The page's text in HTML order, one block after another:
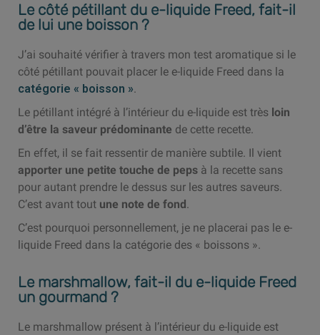
Le côté pétillant du e-liquide Freed, fait-il
de lui une boisson ?
J’ai souhaité vérifier à travers mon test aromatique si le
côté pétillant pouvait placer le e-liquide Freed dans la
catégorie « boisson ».
Le pétillant intégré à l’intérieur du e-liquide est très loin
d’être la saveur prédominante de cette recette.
En effet, il se fait ressentir de manière subtile. Il vient
apporter une petite touche de peps à la recette sans
pour autant prendre le dessus sur les autres saveurs.
C’est avant tout une note de fond .
C’est pourquoi personnellement, je ne placerai pas le e-
liquide Freed dans la catégorie des « boissons ».
Le marshmallow, fait-il du e-liquide Freed
un gourmand ?
Le marshmallow présent à l’intérieur du e-liquide est